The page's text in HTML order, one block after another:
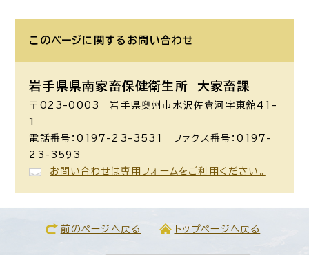
このページに関する お問い合わせ
岩手県県南家畜保健衛生所 大家畜課
〒023-0003 岩手県奥州市水沢佐倉河字東舘41-
1
電話番号：0197-23-3531 ファクス番号：0197-
23-3593
お問い合わせは専用フォームをご利用ください。
前のページへ戻る トップページへ戻る